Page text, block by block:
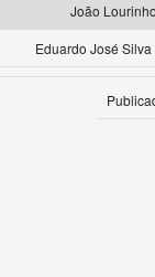
João
Eduardo José Silva